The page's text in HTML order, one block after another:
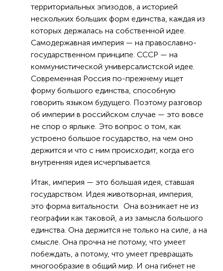
территориальных эпизодов, а историей
нескольких больших форм единства, каждая из
которых держалась на собственной идее.
Самодержавная империя — на православно-
государственном принципе. СССР — на
коммунистической универсалистской идее.
Современная Россия по-прежнему ищет
форму большого единства, способную
говорить языком будущего. Поэтому разговор
об империи в российском случае — это вовсе
не спор о ярлыке. Это вопрос о том, как
устроено большое государство, на чем оно
держится и что с ним происходит, когда его
внутренняя идея исчерпывается.
Итак, империя — это большая идея, ставшая
государством. Идея животворная, империя,
это форма витальности. Она возникает не из
географии как таковой, а из замысла большого
единства. Она держится не только на силе, а на
смысле. Она прочна не потому, что умеет
побеждать, а потому, что умеет превращать
многообразие в общий мир. И она гибнет не